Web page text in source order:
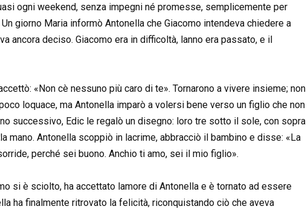
ogni weekend, senza impegni né promesse, semplicemente per
giorno Maria informò Antonella che Giacomo intendeva chiedere a
ancora deciso. Giacomo era in difficoltà, lanno era passato, e il
«Non cè nessuno più caro di te». Tornarono a vivere insieme; non
loquace, ma Antonella imparò a volersi bene verso un figlio che non
successivo, Edic le regalò un disegno: loro tre sotto il sole, con sopra
mano. Antonella scoppiò in lacrime, abbracciò il bambino e disse: «La
perché sei buono. Anchio ti amo, sei il mio figlio».
si è sciolto, ha accettato lamore di Antonella e è tornato ad essere
ha finalmente ritrovato la felicità, riconquistando ciò che aveva